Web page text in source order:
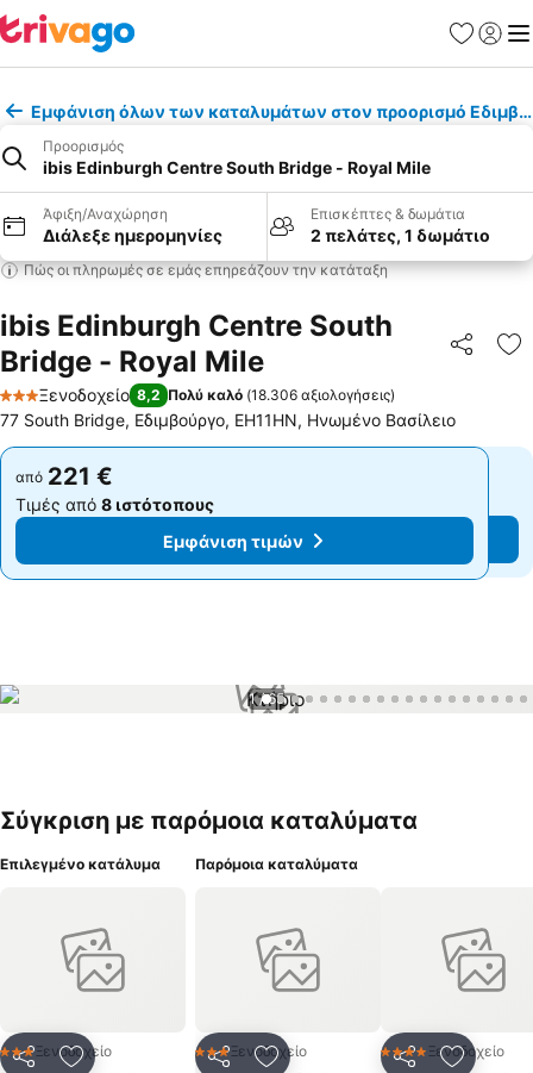
Εμφάνιση όλων των καταλυμάτων στον προορισμό
Προορισμός
ibis Edinburgh Centre South Bridge - Royal Mile
Άφιξη/Αναχώρηση
Διάλεξε ημερομηνίες
Επισκέπτες & δωμάτια
2 πελάτες, 1 δωμάτιο
Πώς οι πληρωμές σε εμάς επηρεάζουν την κατάταξη
ibis Edinburgh Centre South
Bridge - Royal Mile
3 Αστέρια
Ξενοδοχείο 8,2 Πολύ καλό (18.306 αξιολογήσεις)
77 South Bridge, Εδιμβούργο, EH11HN, Ηνωμένο Βασίλειο
από 221 €
Τιμές από 8 ιστότοπους
Εμφάνιση τιμών
από 221 €
Τιμές από 8 ιστότοπους
Εμφάνιση τιμών
1 / 65
Σύγκριση με παρόμοια καταλύματα
Επιλεγμένο κατάλυμα
Κοινοποίηση
3 ΑστέριαΞενοδοχείο
Παρόμοια καταλύματα
Κοινοποίηση
3 ΑστέριαΞενοδοχείο
Κοινοποίηση
4 ΑστέριαΞενοδοχείο